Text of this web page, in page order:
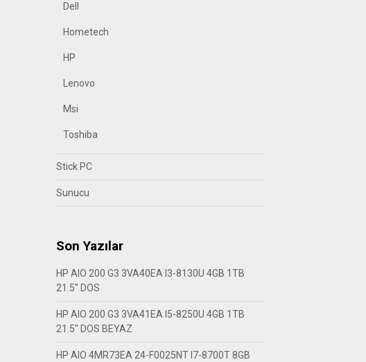
Dell
Hometech
HP
Lenovo
Msi
Toshiba
Stick PC
Sunucu
Son Yazılar
HP AIO 200 G3 3VA40EA I3-8130U 4GB 1TB
21.5″ DOS
HP AIO 200 G3 3VA41EA I5-8250U 4GB 1TB
21.5″ DOS BEYAZ
HP AIO 4MR73EA 24-F0025NT I7-8700T 8GB